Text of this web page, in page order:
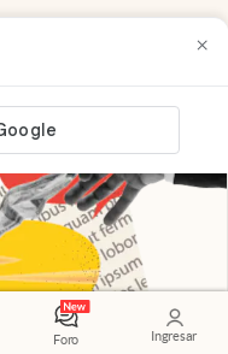
Foro Ingresar
×